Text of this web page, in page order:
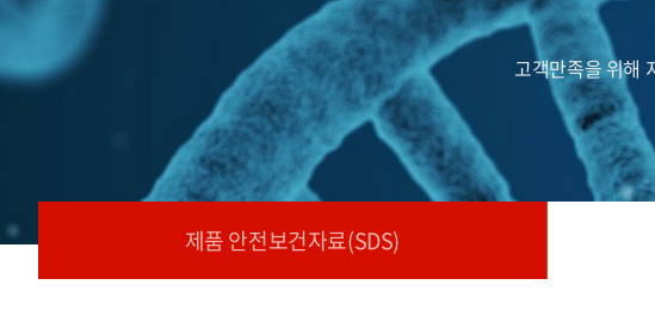
고객만족을 위해
제품 안전보건자료(SDS)